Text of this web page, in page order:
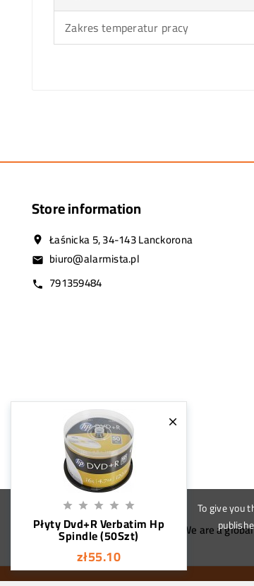
To give you

    
Płyty Dvd+R Verbatim Hp
Spindle (50Szt)
zł55.10
Zakres temperatur pracy
Store information
location_on Łaśnicka 5, 34-143 Lanckorona
email biuro@alarmista.pl
call 791359484
We are a